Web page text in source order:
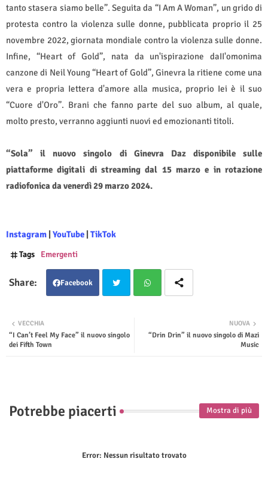
tanto stasera siamo belle”. Seguita da “I Am A Woman”, un grido di
protesta contro la violenza sulle donne, pubblicata proprio il 25
novembre 2022, giornata mondiale contro la violenza sulle donne.
Infine, “Heart of Gold”, nata da un'ispirazione daII'omonima
canzone di Neil Young “Heart of Gold”, Ginevra la ritiene come una
vera e propria Iettera d'amore alla musica, proprio Iei è il suo
“Cuore d'Oro”. Brani che fanno parte del suo album, al quale,
molto presto, verranno aggiunti nuovi ed emozionanti titoli.
“Sola” il nuovo singolo di Ginevra Daz disponibile sulle
piattaforme digitali di streaming dal 15 marzo e in rotazione
radiofonica da venerdì 29 marzo 2024.
Instagram | YouTube | TikTok
Tags Emergenti
Facebook
ter tsap
NUOVA
“Drin Drin” il nuovo singolo di Mazi
Music
VECCHIA
“I Can’t Feel My Face” il nuovo singolo
dei Fifth Town
Potrebbe piacerti Mostra di più
Error: Nessun risultato trovato